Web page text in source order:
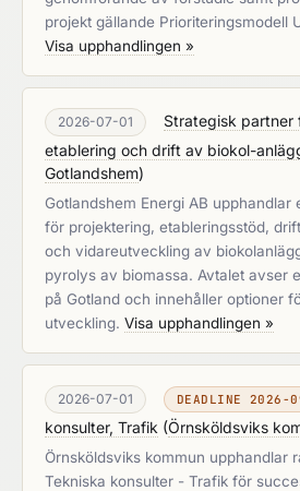
projekt gällande Prioriteringsmodell
Visa upphandlingen »
2026-07-01
Strategisk partner
etablering och drift av biokol-
Gotlandshem)
Gotlandshem Energi AB upphandlar
för projektering, etableringsstöd,
och vidareutveckling av
pyrolys av biomassa. Avtalet avser
på Gotland och innehåller optioner
utveckling. Visa upphandlingen »
2026-07-01 DEADLINE 2026-
konsulter, Trafik (Örnsköldsviks
Örnsköldsviks kommun upphandlar
Tekniska konsulter - Trafik för